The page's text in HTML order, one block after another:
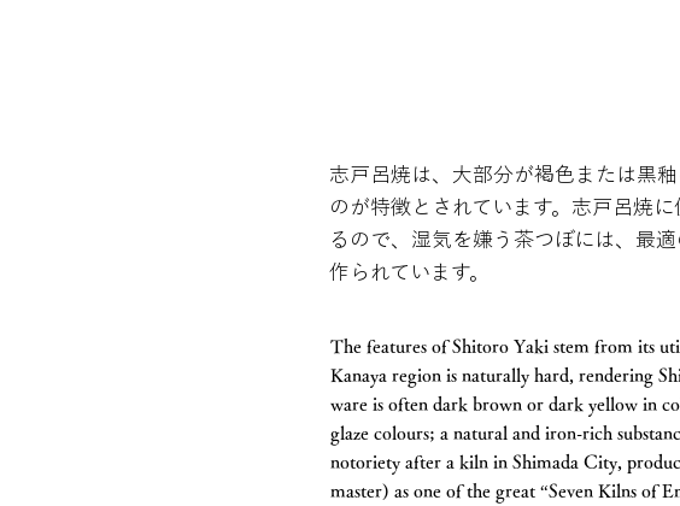
志戸呂焼は、大部分が褐色または黒
のが特徴とされています。志戸呂焼
るので、湿気を嫌う茶つぼには、最
作られています。
The features of Shitoro Yaki stem from its
Kanaya region is naturally hard, rendering
ware is often dark brown or dark yellow in
glaze colours; a natural and iron-rich
notoriety after a kiln in Shimada City,
master) as one of the great “Seven Kilns of